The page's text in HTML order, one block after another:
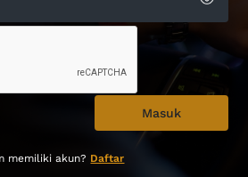
Masuk
memiliki akun? Daftar